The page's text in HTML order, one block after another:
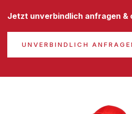
Jetzt unverbindlich anfragen &
UNVERBINDLICH